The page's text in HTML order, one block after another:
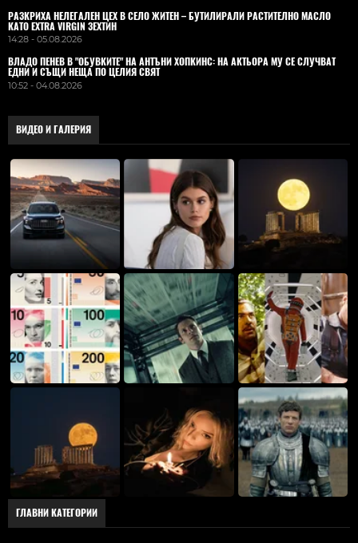
РАЗКРИХА НЕЛЕГАЛЕН ЦЕХ В СЕЛО ЖИТЕН – БУТИЛИРАЛИ РАСТИТЕЛНО МАСЛО
КАТО EXTRA VIRGIN ЗЕХТИН
14:28 - 05.08.2026
ВЛАДO ПЕНЕВ В "ОБУВКИТЕ" НА АНТЪНИ ХОПКИНС: НА АКТЬОРА МУ СЕ СЛУЧВАТ
ЕДНИ И СЪЩИ НЕЩА ПО ЦЕЛИЯ СВЯТ
10:52 - 04.08.2026
ВИДЕО И ГАЛЕРИЯ
ГЛАВНИ КАТЕГОРИИ